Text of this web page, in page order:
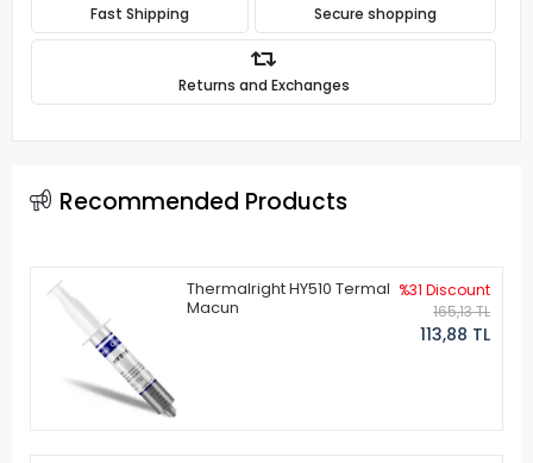
Fast Shipping Secure shopping
Returns and Exchanges
Recommended Products
Thermalright HY510 Termal
Macun
%31 Discount
165,13 TL
113,88 TL